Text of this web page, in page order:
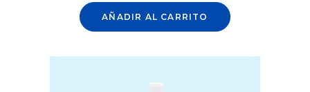
AÑADIR AL CARRITO